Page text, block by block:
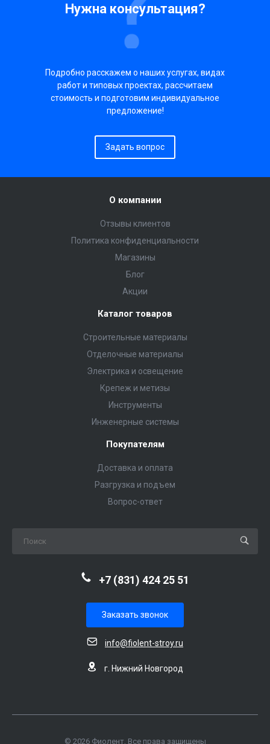
Нужна консультация?
Подробно расскажем о наших услугах, видах
работ и типовых проектах, рассчитаем
стоимость и подготовим индивидуальное
предложение!
Задать вопрос
О компании
Отзывы клиентов
Политика конфиденциальности
Магазины
Блог
Акции
Каталог товаров
Строительные материалы
Отделочные материалы
Электрика и освещение
Крепеж и метизы
Инструменты
Инженерные системы
Покупателям
Доставка и оплата
Разгрузка и подъем
Вопрос-ответ
+7 (831) 424 25 51
Заказать звонок
info@fiolent-stroy.ru
г. Нижний Новгород
© 2026 Фиолент, Все права защищены